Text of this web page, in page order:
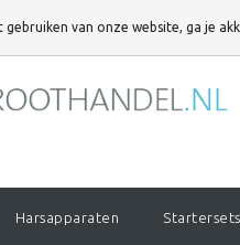
VAN COOKIES OM ONZE WEBSITE TE
Harsapparaten Startersets
gebruiken van onze website, ga je